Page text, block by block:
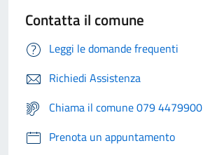
Contatta il comune
Leggi le domande frequenti
Richiedi Assistenza
Chiama il comune 079 4479900
Prenota un appuntamento